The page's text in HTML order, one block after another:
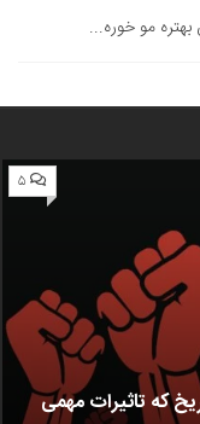
مو خوره...
۵
که تاثیرات مهمی